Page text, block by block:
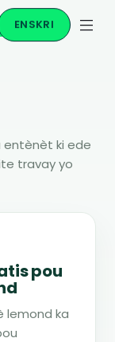
ENSKRI
entènèt ki ede
travay yo
pou
lemond ka